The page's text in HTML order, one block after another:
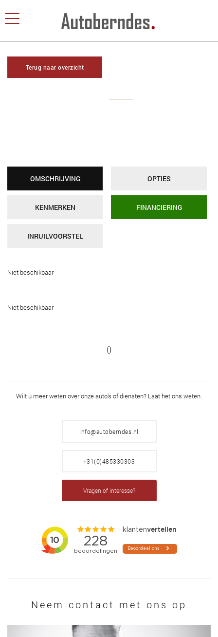
Terug naar overzicht
OMSCHRIJVING OPTIES
KENMERKEN FINANCIERING
INRUILVOORSTEL
Niet beschikbaar
Niet beschikbaar
()
Wilt u meer weten over onze auto's of diensten? Laat het ons weten.
info@autoberndes.nl
+31(0)485330303
Vragen of interesse?
Neem contact met ons op